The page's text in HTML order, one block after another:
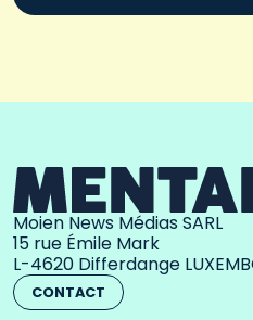
Moien News Médias SARL
15 rue Émile Mark
L-4620 Differdange
CONTACT